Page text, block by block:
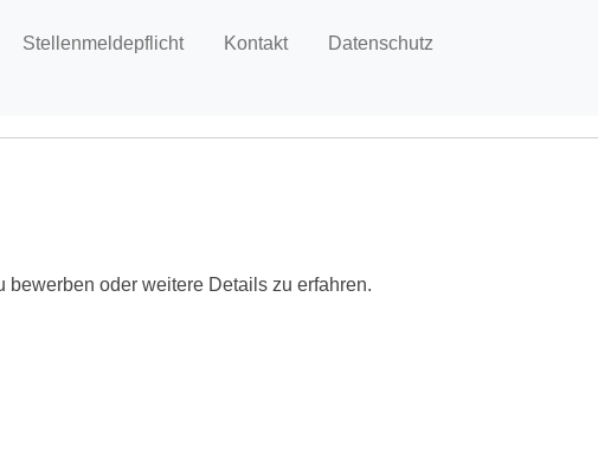
Stellenmeldepflicht Kontakt Datenschutz
oder weitere Details zu erfahren.